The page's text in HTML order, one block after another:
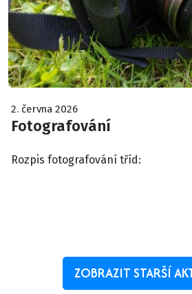
2. června 2026
Fotografování
Rozpis fotografování tříd:
ZOBRAZIT STARŠÍ